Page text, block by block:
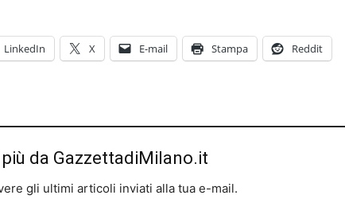
LinkedIn X E-mail Stampa Reddit
da GazzettadiMilano.it
gli ultimi articoli inviati alla tua e-mail.